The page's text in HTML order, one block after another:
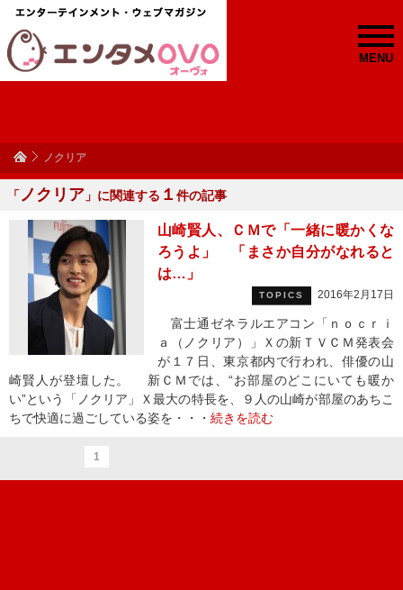
MENU
ノクリア
「ノクリア 」に関連する １ 件の記事
山崎賢人、ＣＭで「一緒に暖かくな
ろうよ」 「まさか自分がなれると
は…」
TOPICS 2016年2月17日
富士通ゼネラルエアコン「ｎｏｃｒｉ
ａ（ノクリア）」Ｘの新ＴＶＣＭ発表会
が１７日、東京都内で行われ、俳優の山
崎賢人が登壇した。 新ＣＭでは、“お部屋のどこにいても暖か
い”という「ノクリア」Ｘ最大の特長を、９人の山崎が部屋のあちこ
ちで快適に過ごしている姿を・・・ 続きを読む
1